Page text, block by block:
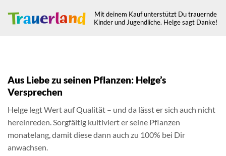
Mit deinem Kauf unterstützt Du trauernde
Kinder und Jugendliche. Helge sagt Danke!
Aus Liebe zu seinen Pflanzen: Helge’s
Versprechen
Helge legt Wert auf Qualität – und da lässt er sich auch nicht
hereinreden. Sorgfältig kultiviert er seine Pflanzen
monatelang, damit diese dann auch zu 100% bei Dir
anwachsen.